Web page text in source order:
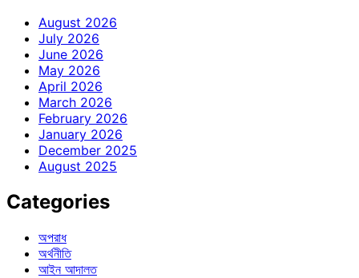
August 2026
July 2026
June 2026
May 2026
April 2026
March 2026
February 2026
January 2026
December 2025
August 2025
Categories
অপরাধ
অর্থনীতি
আইন আদালত